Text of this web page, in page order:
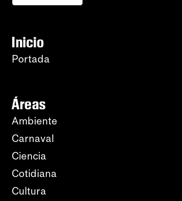
Inicio
Portada
Áreas
Ambiente
Carnaval
Ciencia
Cotidiana
Cultura